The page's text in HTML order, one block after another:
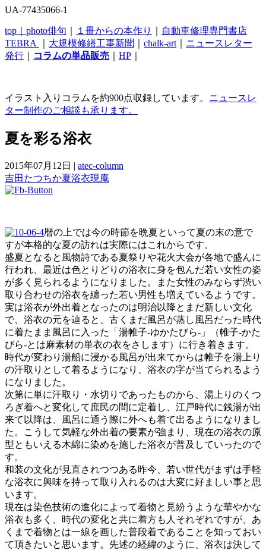
UA-77435066-1
top｜ photo俳句 １冊からの本作り
自動車修理専門書店
TEBRA
大規模修繕工事新聞 chalk-art
ニュースレター
発行
コラムの単品販売 HP
イラスト入りコラムを約900点収録しています。 ニュースレ
ター制作のご相談も承ります。
夏を彩る浴衣
2015年07月12日 | atec-column
吉田たつちか夏浴衣現庵
暦の上では今の時節を晩夏といって夏の末の意で
すが本格的な夏の訪れは実際にはこれからです。
盛夏となると風物詩である夏祭りや花火大会が各地で盛んに
行われ、最近は色とりどりの浴衣に身を包んだ若い女性の姿
が多く見られるようになりました。また女性のみならず渋い
取り合わせの浴衣を纏った若い男性も増えているようです。
実は浴衣が外出着となったのは明治以降とまだ新しい文化
で、浴衣の元を辿ると、古くまだ風呂が蒸し風呂だった時代
に着たまま風呂に入った「湯帷子-ゆかたびら-」（帷子-かた
びら-とは麻素材の単衣の衣をさします）に行き着きます。
時代が変わり湯船に浸かる風呂が出来てからは帷子を湯上り
の汗取りとして着るようになり、浴衣の字が当てられるよう
になりました。
次第に単に汗取り・水切りであったものから、湯上りのくつ
ろぎ着へと変化して庶民の間に定着し、江戸時代に銭湯が出
来て以降は、風呂に通う際に外へも着て出るようになりまし
た。こうして気軽な外出着の要素が強まり、現在の浴衣の原
型ともいえる木綿に染めを施した浴衣が普及していったので
す。
和装の文化が見直されつつある昨今、若い世代がまずは手軽
な浴衣に興味を持って取り入れるのは大変に好ましい事と思
います。
現在は染色技術の進化によって着物と見紛うような華やかな
浴衣も多く、時代の変化と共に着方も人それぞれですが、あ
くまで着物とは一線を画した普段着であることを知っておい
て頂きたいと思います。先述の経緯のように、浴衣は決して